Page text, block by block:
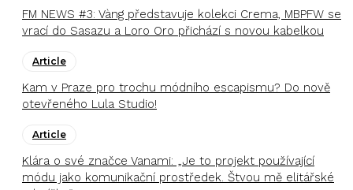
FM NEWS #3: Vàng představuje kolekci Crema, MBPFW se
vrací do Sasazu a Loro Oro přichází s novou kabelkou
Article
Kam v Praze pro trochu módního escapismu? Do nově
otevřeného Lula Studio!
Article
Klára o své značce Vanami: „Je to projekt používající
módu jako komunikační prostředek. Štvou mě elitářské